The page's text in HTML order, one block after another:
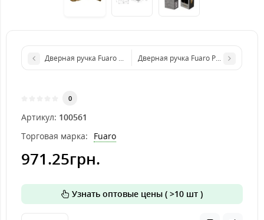
Дверная ручка Fuaro MELODY RM SN/CP-3Дверная ручка Fuaro PRIMA RM SG/
0
Артикул: 100561
Торговая марка:
Fuaro
971.25грн.
Узнать оптовые цены ( >10 шт )